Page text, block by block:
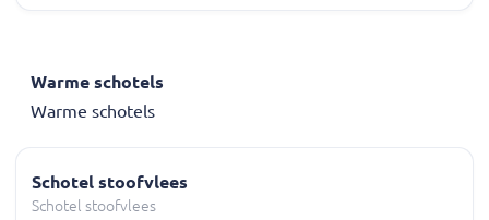
Warme schotels
Warme schotels
Schotel stoofvlees
Schotel stoofvlees